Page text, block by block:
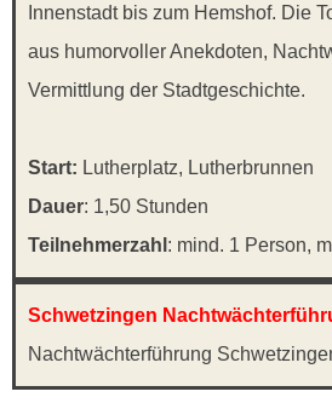
Innenstadt bis zum Hemshof. Die
aus humorvoller Anekdoten,
Vermittlung der Stadtgeschichte.
Start: Lutherplatz, Lutherbrunnen
Dauer: 1,50 Stunden
Teilnehmerzahl : mind. 1 Person,
Schwetzingen
Nachtwächterführung